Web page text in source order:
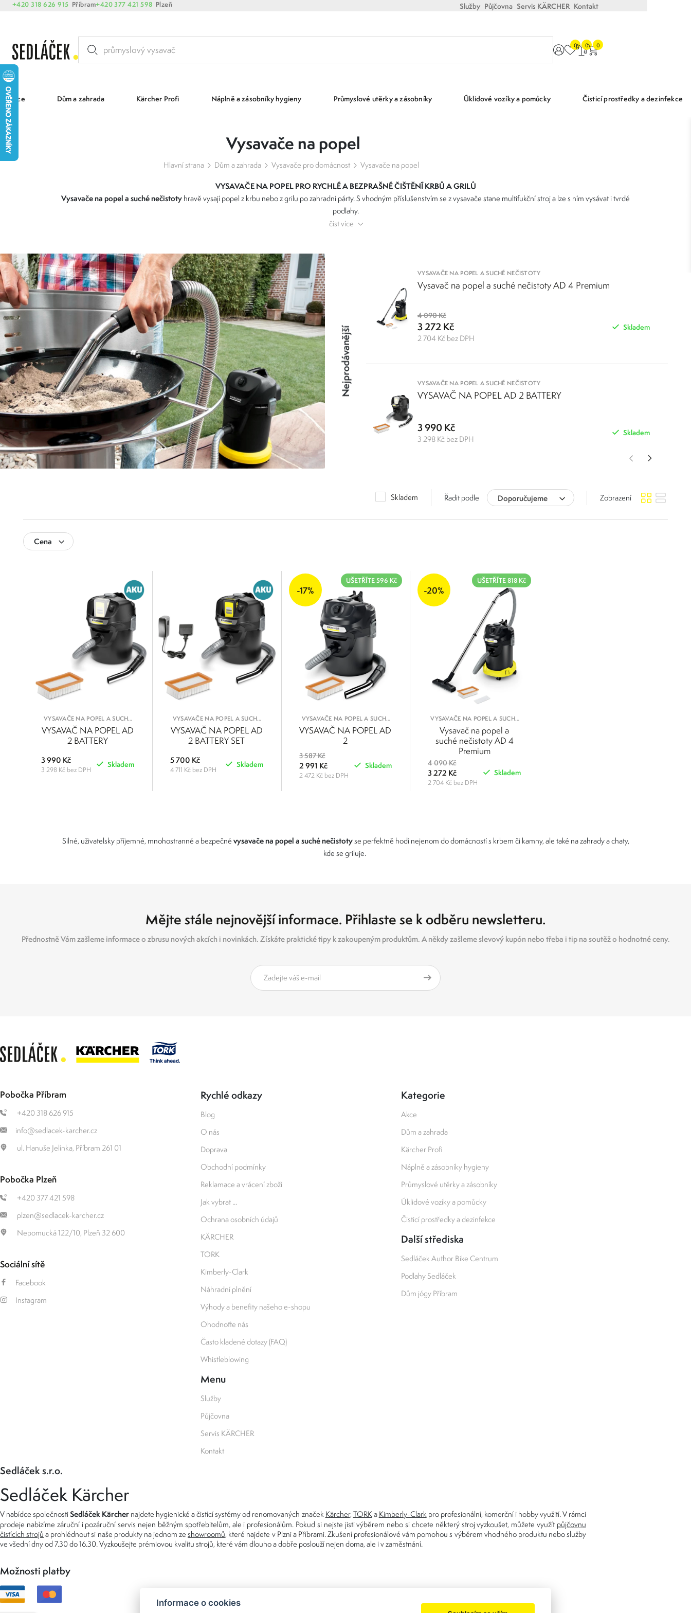
+420 318 626 915 Příbram+420 377 421 598 Plzeň Služby Půjčovna Servis KÄRCHER Kontakt
0 0 0
Akce Dům a zahrada Kärcher Profi Náplně a zásobníky hygieny Průmyslové utěrky a zásobníky Úklidové vozíky a pomůcky Čisticí prostředky a dezinfekce
Vysavače na popel
Hlavní strana Dům a zahrada Vysavače pro domácnost Vysavače na popel
VYSAVAČE NA POPELPRO RYCHLÉ A BEZPRAŠNÉ ČIŠTĚNÍ KRBŮ A GRILŮ
Vysavače na popel a suché nečistoty hravě vysají popel z krbu nebo z grilu po zahradní párty. S vhodným příslušenstvím se z vysavače stane multifukční stroj a lze s ním vysávat i tvrdé
podlahy.
číst více
Nejprodávanější
VYSAVAČE NA POPEL A SUCHÉ NEČISTOTY
Vysavač na popel a suché nečistoty AD 4 Premium
4 090 Kč
3 272 Kč
2 704 Kč bez DPH
Skladem
VYSAVAČE NA POPEL A SUCHÉ NEČISTOTY
VYSAVAČ NA POPEL AD 2 BATTERY
3 990 Kč
3 298 Kč bez DPH
Skladem
Skladem Řadit podle Doporučujeme Zobrazení
Cena
VYSAVAČE NA POPEL A SUCHÉ
NEČISTOTY
VYSAVAČ NA POPEL AD
2 BATTERY
3 990 Kč
3 298 Kč bez DPH
Skladem
VYSAVAČE NA POPEL A SUCHÉ
NEČISTOTY
VYSAVAČ NA POPEL AD
2 BATTERY SET
5 700 Kč
4 711 Kč bez DPH
Skladem
-17%
UŠETŘÍTE 596 Kč
VYSAVAČE NA POPEL A SUCHÉ
NEČISTOTY
VYSAVAČ NA POPEL AD
2
3 587 Kč
2 991 Kč
2 472 Kč bez DPH
Skladem
-20%
UŠETŘÍTE 818 Kč
VYSAVAČE NA POPEL A SUCHÉ
NEČISTOTY
Vysavač na popel a
suché nečistoty AD 4
Premium
4 090 Kč
3 272 Kč
2 704 Kč bez DPH
Skladem
Silné, uživatelsky příjemné, mnohostranné a bezpečné vysavače na popel a suché nečistotyse perfektně hodí nejenom do domácností s krbem či kamny, ale také na zahrady a chaty,
kde se griluje.
Mějte stále nejnovější informace. Přihlaste se k odběru newsletteru.
Přednostně Vám zašleme informace o zbrusu nových akcích i novinkách. Získáte praktické tipy k zakoupeným produktům. A někdy zašleme slevový kupón nebo třeba i tip na soutěž o hodnotné ceny.
Pobočka Příbram
+420 318 626 915
info@sedlacek-karcher.cz
ul. Hanuše Jelínka, Příbram 261 01
Pobočka Plzeň
+420 377 421 598
plzen@sedlacek-karcher.cz
Nepomucká 122/10, Plzeň 32 600
Sociální sítě
Facebook
Instagram
Rychlé odkazy
Blog
O nás
Doprava
Obchodní podmínky
Reklamace a vrácení zboží
Jak vybrat ...
Ochrana osobních údajů
KÄRCHER
TORK
Kimberly-Clark
Náhradní plnění
Výhody a benefity našeho e-shopu
Ohodnoťte nás
Často kladené dotazy (FAQ)
Whistleblowing
Menu
Služby
Půjčovna
Servis KÄRCHER
Kontakt
Kategorie
Akce
Dům a zahrada
Kärcher Profi
Náplně a zásobníky hygieny
Průmyslové utěrky a zásobníky
Úklidové vozíky a pomůcky
Čisticí prostředky a dezinfekce
Další střediska
Sedláček Author Bike Centrum
Podlahy Sedláček
Dům jógy Příbram
Sedláček s.r.o.
Sedláček Kärcher
V nabídce společnostiSedláček Kärcher najdete hygienické a čistící systémy od renomovaných značek Kärcher, TORKa Kimberly-Clark pro profesionální, komerční i hobby využití. V rámci
prodeje nabízíme záruční i pozáruční servis nejen běžným spotřebitelům, ale i profesionálům. Pokud si nejste jisti výběrem nebo si chcete některý stroj vyzkoušet, můžete využít půjčovnu
čistících strojů a prohlédnout si naše produkty na jednom zeshowroomů, které najdete v Plzni a Příbrami. Zkušení profesionálové vám pomohou s výběrem vhodného produktu nebo služby
ve všední dny od 7.30 do 16.30. Vyzkoušejte prémiovou kvalitu strojů, které vám dlouho a dobře poslouží nejen doma, ale i v zaměstnání.
Možnosti platby
Informace o cookies